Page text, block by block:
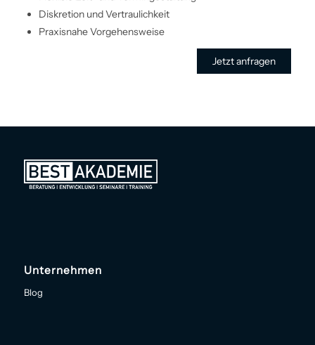
Diskretion und Vertraulichkeit
Praxisnahe Vorgehens­weise
Jetzt anfragen
Unternehmen
Blog